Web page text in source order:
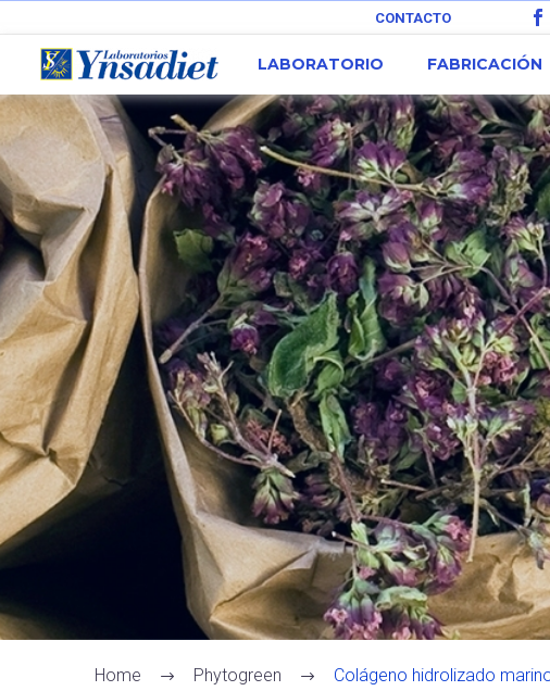
CONTACTO
LABORATORIO FABRICACIÓN
Home Phytogreen Colágeno hidrolizado